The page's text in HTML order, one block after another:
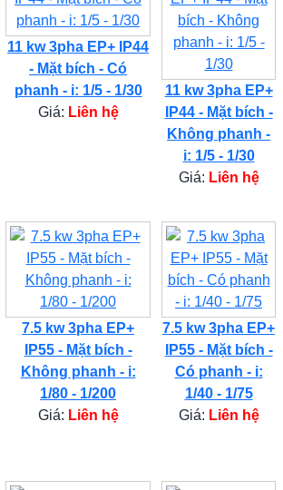
11 kw 3pha EP+ IP44
- Mặt bích - Có
phanh - i: 1/5 - 1/30
Giá: Liên hệ
11 kw 3pha EP+
IP44 - Mặt bích -
Không phanh -
i: 1/5 - 1/30
Giá: Liên hệ
7.5 kw 3pha EP+
IP55 - Mặt bích -
Không phanh - i:
1/80 - 1/200
Giá: Liên hệ
7.5 kw 3pha EP+
IP55 - Mặt bích -
Có phanh - i:
1/40 - 1/75
Giá: Liên hệ